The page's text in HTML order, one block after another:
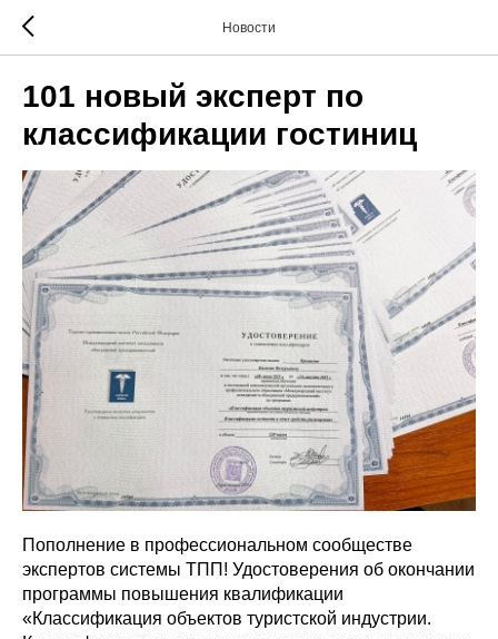
Новости
101 новый эксперт по
классификации гостиниц
Пополнение в профессиональном сообществе
экспертов системы ТПП! Удостоверения об окончании
программы повышения квалификации
«Классификация объектов туристской индустрии.